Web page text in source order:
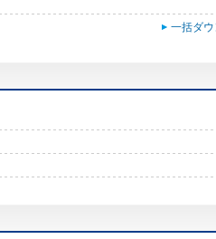
一括ダ